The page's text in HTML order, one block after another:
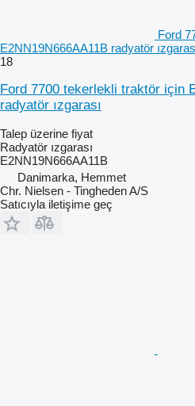
Ford
E2NN19N666AA11B radyatör
18
Ford 7700 tekerlekli traktör için
radyatör ızgarası
Talep üzerine fiyat
Radyatör ızgarası
E2NN19N666AA11B
Danimarka, Hemmet
Chr. Nielsen - Tingheden A/S
Satıcıyla iletişime geç